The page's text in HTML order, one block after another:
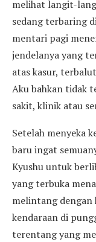
melihat langit-
sedang terbaring
mentari pagi
jendelanya yang
atas kasur,
Aku bahkan tidak
sakit, klinik atau
Setelah menyeka
baru ingat
Kyushu untuk
yang terbuka
melintang dengan
kendaraan di
terentang yang